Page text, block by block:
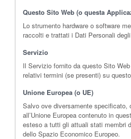
Questo Sito Web (o questa
Lo strumento hardware o software
raccolti e trattati i Dati Personali
Servizio
Il Servizio fornito da questo Sito
relativi termini (se presenti) su
Unione Europea (o UE)
Salvo ove diversamente specificato,
all’Unione Europea contenuto in
esteso a tutti gli attuali stati membri
dello Spazio Economico Europeo.